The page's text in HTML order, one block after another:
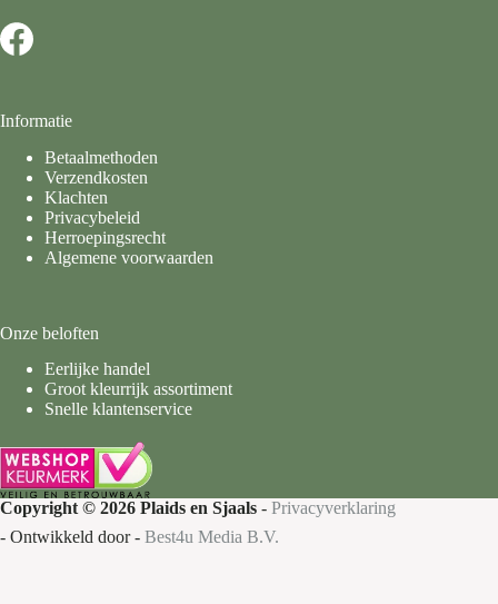
Informatie
Betaalmethoden
Verzendkosten
Klachten
Privacybeleid
Herroepingsrecht
Algemene voorwaarden
Onze beloften
Eerlijke handel
Groot kleurrijk assortiment
Snelle klantenservice
Copyright © 2026 Plaids en Sjaals - Privacyverklaring
- Ontwikkeld door - Best4u Media B.V.